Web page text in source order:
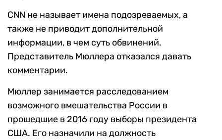
CNN не называет имена подозреваемых, а
также не приводит дополнительной
информации, в чем суть обвинений.
Представитель Мюллера отказался давать
комментарии.
Мюллер занимается расследованием
возможного вмешательства России в
прошедшие в 2016 году выборы президента
США. Его назначили на должность